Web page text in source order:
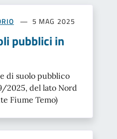
5 MAG 2025
pubblici in
di suolo pubblico
2025, del lato Nord
Fiume Temo)